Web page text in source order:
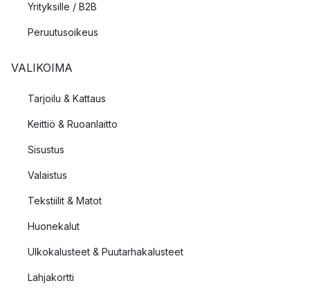
Yrityksille / B2B
Peruutusoikeus
VALIKOIMA
Tarjoilu & Kattaus
Keittiö & Ruoanlaitto
Sisustus
Valaistus
Tekstiilit & Matot
Huonekalut
Ulkokalusteet & Puutarhakalusteet
Lahjakortti